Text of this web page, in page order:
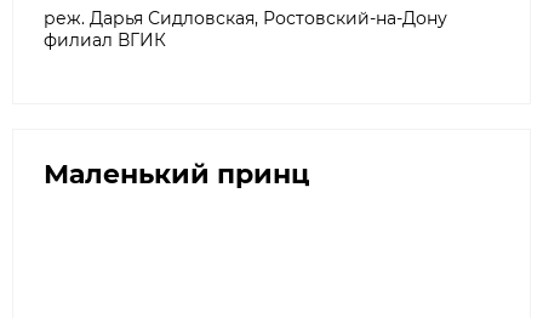
реж. Дарья Сидловская, Ростовский-на-Дону
филиал ВГИК
Маленький принц